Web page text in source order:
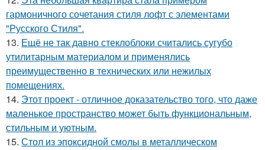
гармоничного сочетания стиля лофт с элементами
"Русского Стиля".
13. Ещё не так давно стеклоблоки считались сугубо
утилитарным материалом и применялись
преимущественно в технических или нежилых
помещениях.
14. Этот проект - отличное доказательство того, что даже
маленькое пространство может быть функциональным,
стильным и уютным.
15. Стол из эпоксидной смолы в металлическом